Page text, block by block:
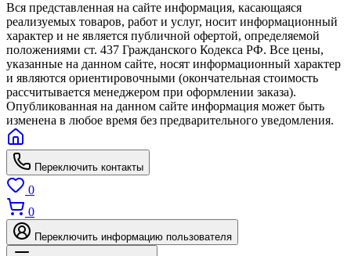
Вся представленная на сайте информация, касающаяся
реализуемых товаров, работ и услуг, носит информационный
характер и не является публичной офертой, определяемой
положениями ст. 437 Гражданского Кодекса РФ. Все цены,
указанные на данном сайте, носят информационный характер
и являются ориентировочными (окончательная стоимость
рассчитывается менеджером при оформлении заказа).
Опубликованная на данном сайте информация может быть
изменена в любое время без предварительного уведомления.
Переключить контакты
0
0
Переключить информацию пользователя